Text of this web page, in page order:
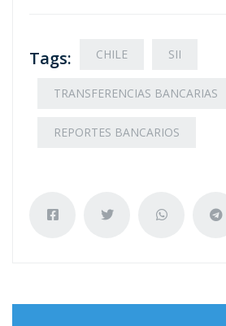
Tags: CHILE SII
TRANSFERENCIAS BANCARIAS
REPORTES BANCARIOS